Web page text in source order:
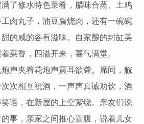
了修水特色菜肴，腊味合蒸、土鸡
肉丸子，油豆腐烧肉，还有一碗碗
的咸的各有滋味。自家酿的封缸美
菜香，四溢开来，喜气满堂。
夹着花炮声震耳欲聋。席间，觥
次相互祝酒，一声声真诚劝饮，酒
语，在新屋的上空萦绕。亲友们说
事，亲家之间推心置腹，说着儿女